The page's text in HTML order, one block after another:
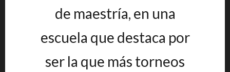
de maestría, en una
escuela que destaca por
ser la que más torneos